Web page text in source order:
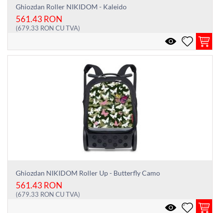
Ghiozdan Roller NIKIDOM - Kaleido
561.43 RON
(679.33 RON CU TVA)
Ghiozdan NIKIDOM Roller Up - Butterfly Camo
561.43 RON
(679.33 RON CU TVA)